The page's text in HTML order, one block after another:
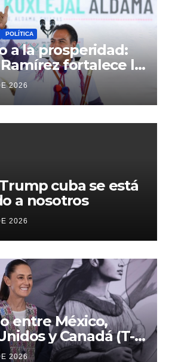
POLÍTICA
a la prosperidad:
fortalece la
de Aldama
histórica
2026
cuba se está
a nosotros
2026
entre México,
y Canadá (T-
hasta el
2026